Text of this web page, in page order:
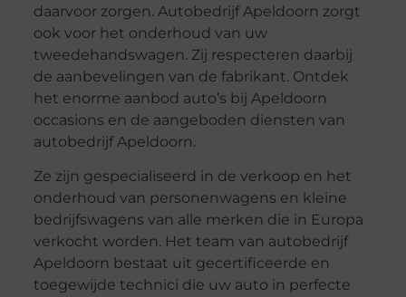
daarvoor zorgen. Autobedrijf Apeldoorn zorgt
ook voor het onderhoud van uw
tweedehandswagen. Zij respecteren daarbij
de aanbevelingen van de fabrikant. Ontdek
het enorme aanbod auto’s bij Apeldoorn
occasions en de aangeboden diensten van
autobedrijf Apeldoorn.
Ze zijn gespecialiseerd in de verkoop en het
onderhoud van personenwagens en kleine
bedrijfswagens van alle merken die in Europa
verkocht worden. Het team van autobedrijf
Apeldoorn bestaat uit gecertificeerde en
toegewijde technici die uw auto in perfecte